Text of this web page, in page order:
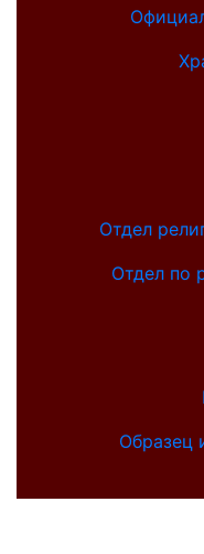
Отдел
Отдел по
Образец